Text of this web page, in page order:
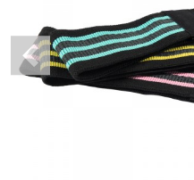
Previous